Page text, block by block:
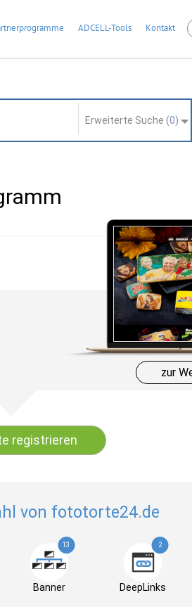
ADCELL-Tools Kontakt
Erweiterte Suche (0)
zur
registrieren
von fototorte24.de
13
Banner
2
DeepLinks